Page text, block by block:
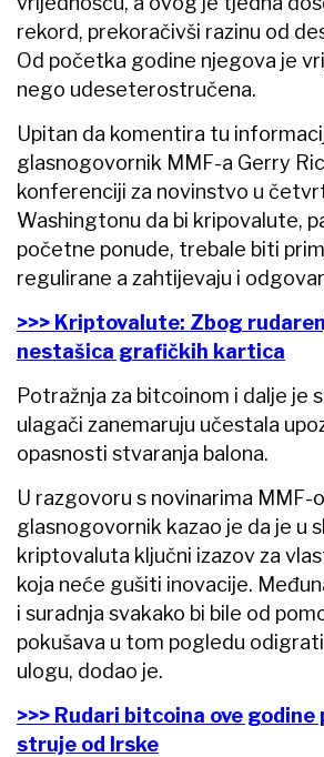
rekord, prekoračivši razinu od
Od početka godine njegova je
nego udeseterostručena.
Upitan da komentira tu
glasnogovornik MMF-a Gerry
konferenciji za novinstvo u
Washingtonu da bi kripovalute,
početne ponude, trebale biti
regulirane a zahtijevaju i
>>> Kriptovalute: Zbog
nestašica grafičkih kartica
Potražnja za bitcoinom i dalje je
ulagači zanemaruju učestala
opasnosti stvaranja balona.
U razgovoru s novinarima MMF-
glasnogovornik kazao je da je u
kriptovaluta ključni izazov za
koja neće gušiti inovacije.
i suradnja svakako bi bile od
pokušava u tom pogledu
ulogu, dodao je.
>>> Rudari bitcoina ove
struje od Irske